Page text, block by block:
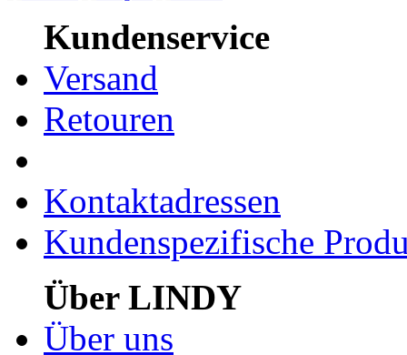
Kundenservice
Versand
Retouren
Kontaktadressen
Kundenspezifische
Über LINDY
Über uns